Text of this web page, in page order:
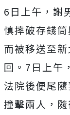
6日上午，謝
慎摔破存錢
而被移送至
回。7日上午
法院後便尾
撞擊兩人，